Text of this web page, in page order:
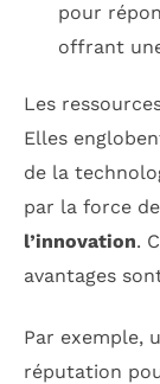
pour
offrant
Les
Elles
de la
par la force
l’innovation.
avantages
Par exemple,
réputation